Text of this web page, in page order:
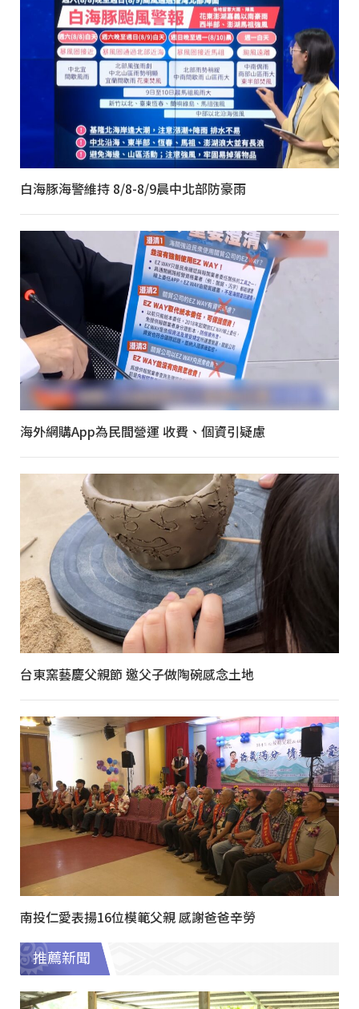
白海豚海警維持 8/8-8/9晨中北部防豪雨
海外網購App為民間營運 收費、個資引疑慮
台東窯藝慶父親節 邀父子做陶碗感念土地
南投仁愛表揚16位模範父親 感謝爸爸辛勞
推薦新聞